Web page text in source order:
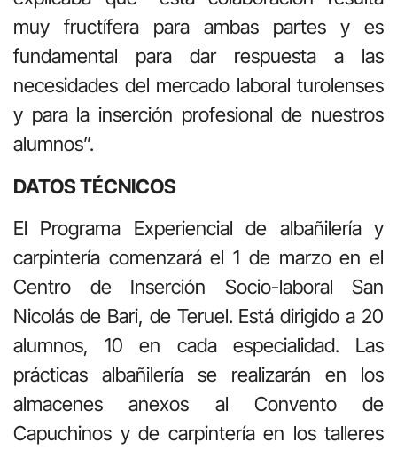
muy fructífera para ambas partes y es
fundamental para dar respuesta a las
necesidades del mercado laboral turolenses
y para la inserción profesional de nuestros
alumnos”.
DATOS TÉCNICOS
El Programa Experiencial de albañilería y
carpintería comenzará el 1 de marzo en el
Centro de Inserción Socio-laboral San
Nicolás de Bari, de Teruel. Está dirigido a 20
alumnos, 10 en cada especialidad. Las
prácticas albañilería se realizarán en los
almacenes anexos al Convento de
Capuchinos y de carpintería en los talleres